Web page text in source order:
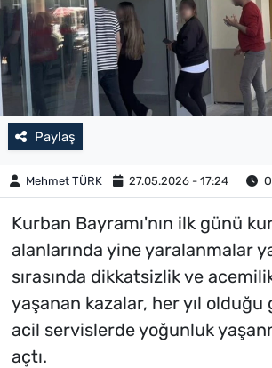
Paylaş
Mehmet TÜRK 27.05.2026 - 17:24
Kurban Bayramı'nın ilk günü
alanlarında yine yaralanmalar
sırasında dikkatsizlik ve
yaşanan kazalar, her yıl olduğu
acil servislerde yoğunluk
açtı.